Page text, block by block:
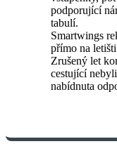
podporující
tabulí.
Smartwings
přímo na
Zrušený let
cestující
nabídnuta